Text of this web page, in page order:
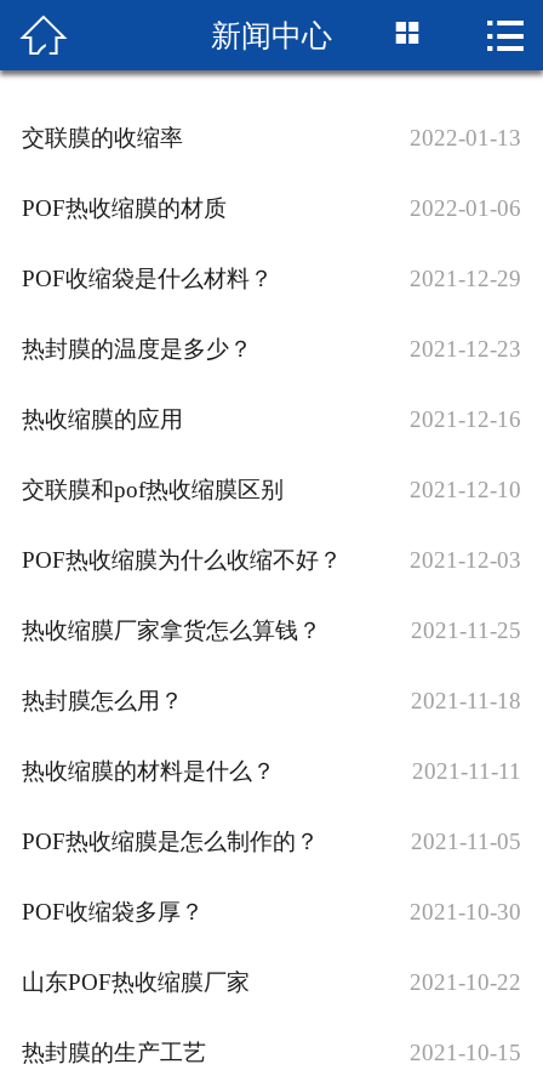
网站首页
成品展示
设备展示
新闻中心
 新闻中心  
交联膜的收缩率 2022-01-13
POF热收缩膜的材质 2022-01-06
POF收缩袋是什么材料？ 2021-12-29
热封膜的温度是多少？ 2021-12-23
热收缩膜的应用 2021-12-16
交联膜和pof热收缩膜区别 2021-12-10
POF热收缩膜为什么收缩不好？ 2021-12-03
​热收缩膜厂家拿货怎么算钱？ 2021-11-25
热封膜怎么用？ 2021-11-18
热收缩膜的材料是什么？ 2021-11-11
POF热收缩膜是怎么制作的？ 2021-11-05
POF收缩袋多厚？ 2021-10-30
山东POF热收缩膜厂家 2021-10-22
热封膜的生产工艺 2021-10-15